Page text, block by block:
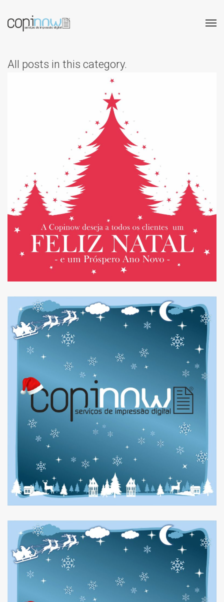
All posts in this category.
HORÁRIO DE NATAL 2025
E FIM DE ANO
HORÁRIO DE NATAL 2024
E FIM DE ANO